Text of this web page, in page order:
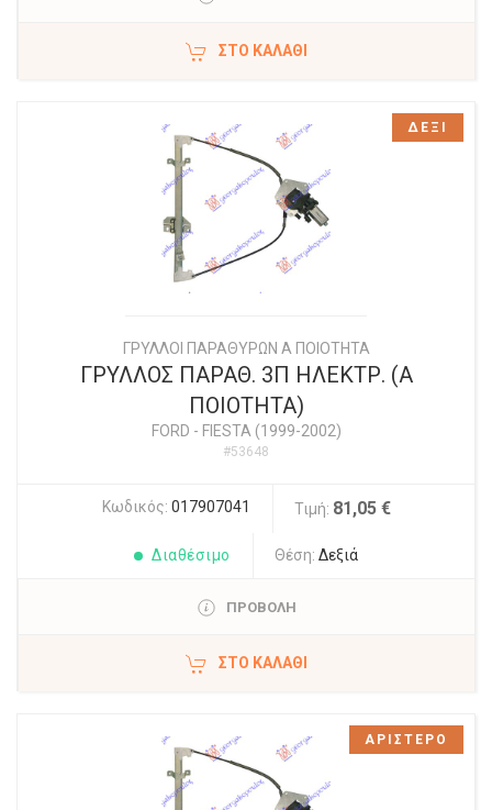
ΣΤΟ ΚΑΛΆΘΙ
ΓΡΥΛΛΟΙ ΠΑΡΑΘΥΡΩΝ Α ΠΟΙΟΤΗΤΑ
ΓΡΥΛΛΟΣ ΠΑΡΑΘ. 3Π ΗΛΕΚΤΡ. (Α
ΠΟΙΟΤΗΤΑ)
FORD - FIESTA (1999-2002)
#53648
Κωδικός: 017907041 Τιμή: 81,05 €
Διαθέσιμο Θέση: Δεξιά
ΠΡΟΒΟΛΗ
ΣΤΟ ΚΑΛΆΘΙ
ΔΕΞΙ
ΑΡΙΣΤΕΡΟ